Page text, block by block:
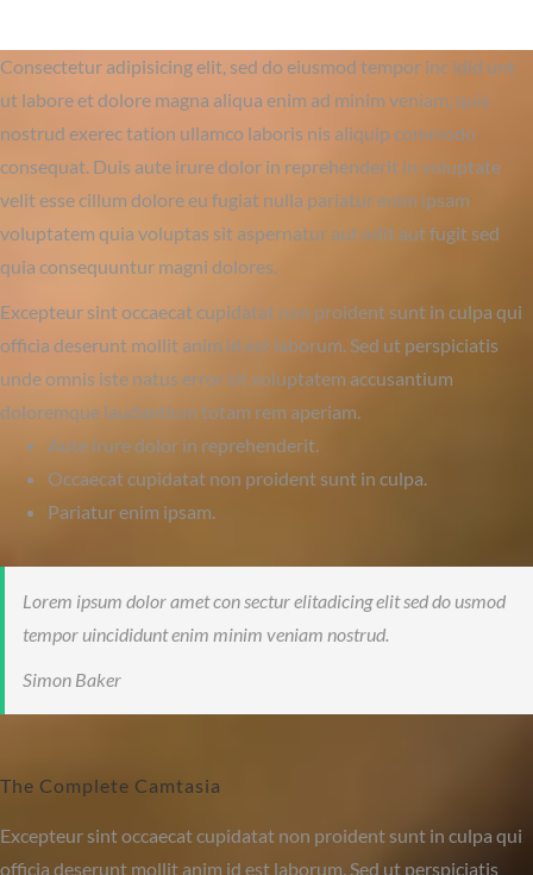
Consectetur adipisicing elit, sed do eiusmod tempor inc idid unt
ut labore et dolore magna aliqua enim ad minim veniam, quis
nostrud exerec tation ullamco laboris nis aliquip commodo
consequat. Duis aute irure dolor in reprehenderit in voluptate
velit esse cillum dolore eu fugiat nulla pariatur enim ipsam
voluptatem quia voluptas sit aspernatur aut odit aut fugit sed
quia consequuntur magni dolores.
Excepteur sint occaecat cupidatat non proident sunt in culpa qui
officia deserunt mollit anim id est laborum. Sed ut perspiciatis
unde omnis iste natus error sit voluptatem accusantium
doloremque laudantium totam rem aperiam.
Aute irure dolor in reprehenderit.
Occaecat cupidatat non proident sunt in culpa.
Pariatur enim ipsam.
Lorem ipsum dolor amet con sectur elitadicing elit sed do usmod
tempor uincididunt enim minim veniam nostrud.
Simon Baker
The Complete Camtasia
Excepteur sint occaecat cupidatat non proident sunt in culpa qui
officia deserunt mollit anim id est laborum. Sed ut perspiciatis